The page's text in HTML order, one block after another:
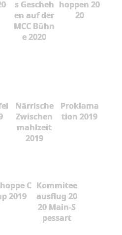
s Gescheh
en auf der
MCC Bühn
e 2020
hoppen 20
20
Närrische
Zwischen
mahlzeit
2019
Proklama
tion 2019
C
2019
Kommitee
ausflug 20
20 Main-S
pessart